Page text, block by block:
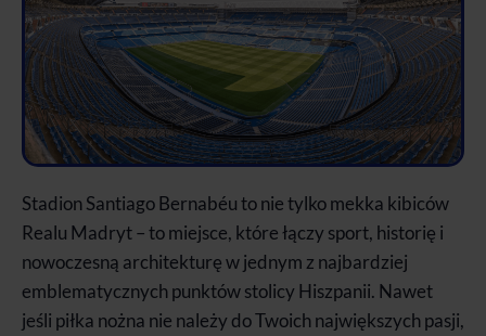
Stadion Santiago Bernabéu to nie tylko mekka kibiców
Realu Madryt – to miejsce, które łączy sport, historię i
nowoczesną architekturę w jednym z najbardziej
emblematycznych punktów stolicy Hiszpanii. Nawet
jeśli piłka nożna nie należy do Twoich największych pasji,